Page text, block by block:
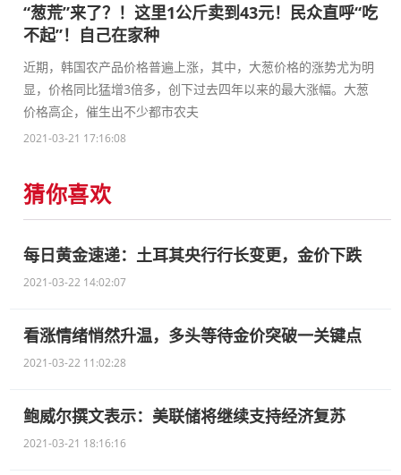
“葱荒”来了？！这里1公斤卖到43元！民众直呼“吃
不起”！自己在家种
近期，韩国农产品价格普遍上涨，其中，大葱价格的涨势尤为明
显，价格同比猛增3倍多，创下过去四年以来的最大涨幅。大葱
价格高企，催生出不少都市农夫
2021-03-21 17:16:08
猜你喜欢
每日黄金速递：土耳其央行行长变更，金价下跌
2021-03-22 14:02:07
看涨情绪悄然升温，多头等待金价突破一关键点
2021-03-22 11:02:28
鲍威尔撰文表示：美联储将继续支持经济复苏
2021-03-21 18:16:16